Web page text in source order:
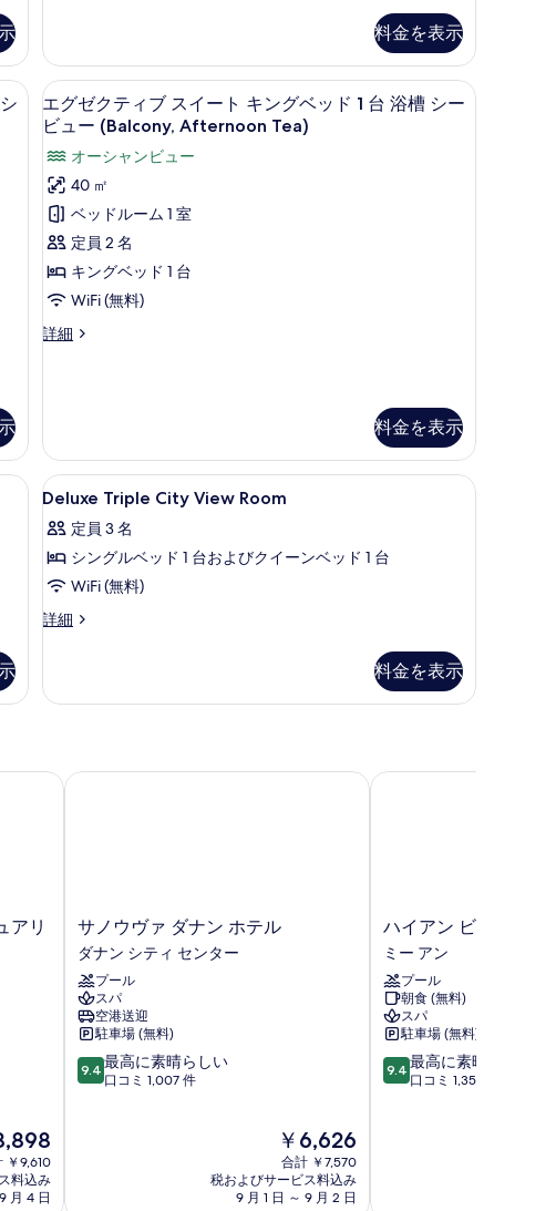
真
を
表
示
す
る
ィ
ビ
ュ
ー
(Afternoon
Tea
Included)
の
す
べ
を
表
示
す
る
ス
ダ
ブ
ル
ル
ー
ム
シ
テ
ィ
ュ
ー
Tea
料金を表示
、ミニバー、セーフティボックス (室内)
エ
グ
ゼ
ク
テ
ィ
ブ
ス
イ
グ
ベ
ッ
ド
1
台
シ
ュ
の
表
示
す
エグゼクティブ スイート キングベッド 1 台
5
エグゼクティブ スイート キングベッド 1 台 浴槽 シー
ビュー (Balcony, Afternoon Tea)
オーシャンビュー
40 ㎡
ベッドルーム 1 室
定員 2 名
キングベッド 1 台
WiFi (無料)
詳細
エ
ブ
ス
イ
ト
キ
グ
ベ
ッ
台
ー
詳
料金を表示
、ミニバー、セーフティボックス (室内)
Deluxe
Triple
City
View
Room
の
て
真
る
高級寝具、ピロートップベッド、ミニバー、
4
Deluxe Triple City View Room
定員 3 名
シングルベッド 1 台およびクイーンベッド 1 台
WiFi (無料)
詳細
Deluxe
Room
料金を表示
アリ
￥9,610
料込み
月 4 日
リー ホテル ダ ナン
サ
ノ
ウ
ヴ
ァ
ダ
ナ
ン
ホ
サノウヴァ ダナン ホテル
ダナン シティ センター
プール
スパ
空港送迎
駐車場 (無料)
10
段
9.4 最高に素晴らしい
口コミ 1,007 件
現
在
の
料
￥6,626
合計 ￥7,570
税およびサービス料込み
9 月 1 日 ～ 9 月 2 日
サノウヴァ ダナン ホテル
ハ
イ
ア
ン
ビ
ー
チ
ホ
テ
ハイアン ビーチ ホ
ミー アン
プール
朝食 (無料)
スパ
駐車場 (無料)
10
段
9.4 最高に素晴らしい
口コミ 1,350 件
ハイアン ビーチ ホテ